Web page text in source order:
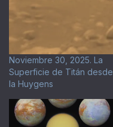
Noviembre 30, 2025. La
Superficie de Titán desde
la Huygens